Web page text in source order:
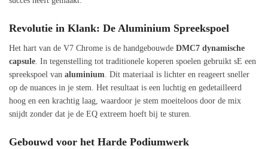
Revolutie in Klank: De Aluminium Spreekspoel
Het hart van de V7 Chrome is de handgebouwde DMC7 dynamische
capsule. In tegenstelling tot traditionele koperen spoelen gebruikt sE een
spreekspoel van aluminium. Dit materiaal is lichter en reageert sneller
op de nuances in je stem. Het resultaat is een luchtig en gedetailleerd
hoog en een krachtig laag, waardoor je stem moeiteloos door de mix
snijdt zonder dat je de EQ extreem hoeft bij te sturen.
Gebouwd voor het Harde Podiumwerk